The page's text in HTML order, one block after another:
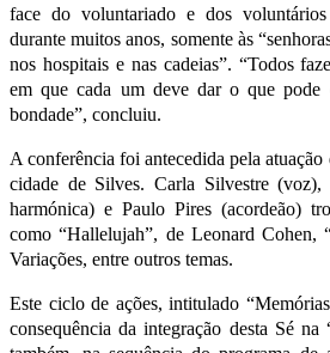
face do voluntariado e dos voluntários
durante muitos anos, somente às
nos hospitais e nas cadeias”. “Todos
em que cada um deve dar o que pode
bondade”, concluiu.
A conferência foi antecedida pela atuação
cidade de Silves. Carla Silvestre
harmónica) e Paulo Pires (acordeão)
como “Hallelujah”, de Leonard Cohen,
Variações, entre outros temas.
Este ciclo de ações, intitulado
consequência da integração desta Sé na